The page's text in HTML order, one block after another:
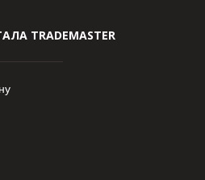
TRADEMASTER